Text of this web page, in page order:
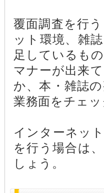
覆面調査を行
ット環境、雑
足しているも
マナーが出来
か、本・雑誌
業務面をチェ
インターネッ
を行う場合は
しょう。